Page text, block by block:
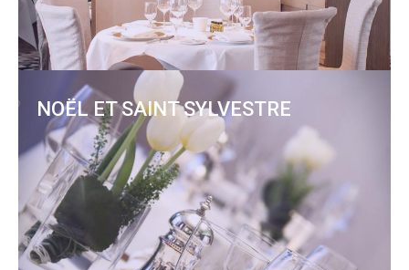
NOËL ET SAINT SYLVESTRE